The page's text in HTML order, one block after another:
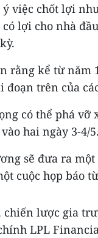
việc chốt lợi
lợi cho nhà
rằng kể từ năm
đoạn trên của
có thể phá vỡ
hai ngày 3-4/5.
sẽ đưa ra
cuộc họp báo
chiến lược gia
LPL